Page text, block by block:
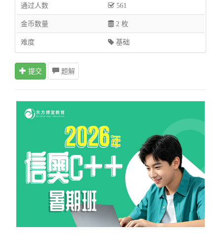
通过人数 561
金币数量 2 枚
难度 基础
提交 题解